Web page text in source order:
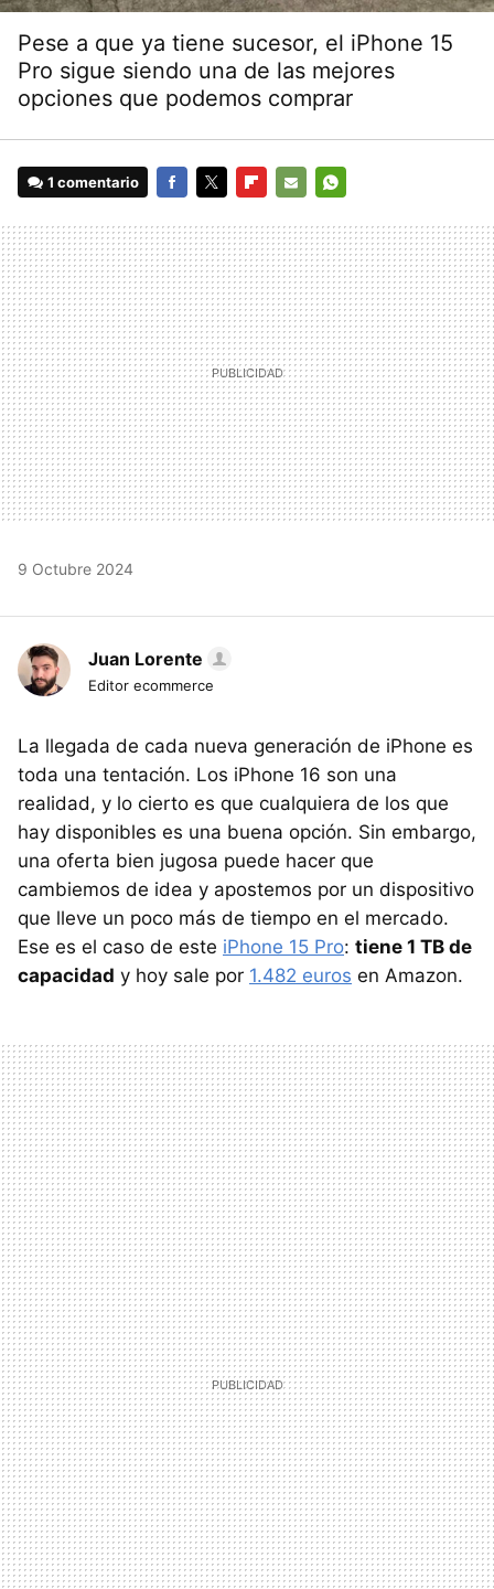
Pese a que ya tiene sucesor, el iPhone 15
Pro sigue siendo una de las mejores
opciones que podemos comprar
1 comentario
MAIL
9 Octubre 2024
Juan Lorente
Editor ecommerce
La llegada de cada nueva generación de iPhone es
toda una tentación. Los iPhone 16 son una
realidad, y lo cierto es que cualquiera de los que
hay disponibles es una buena opción. Sin embargo,
una oferta bien jugosa puede hacer que
cambiemos de idea y apostemos por un dispositivo
que lleve un poco más de tiempo en el mercado.
Ese es el caso de este iPhone 15 Pro: tiene 1 TB de
capacidad y hoy sale por 1.482 euros en Amazon.